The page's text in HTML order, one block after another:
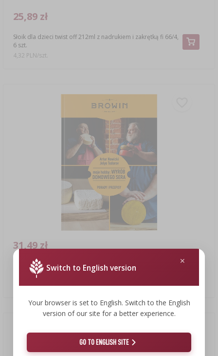
Słoik dla dzieci twist off 212ml z nadrukiem i zakrętką fi 66/4,
6 szt.
25,89 zł
4,32 PLN/szt.
Moje hobby: Wyrób domowego sera - książka (w j. polskim)
31,49 zł
31,49 PLN/szt.
Switch to English version
Your browser is set to English. Switch to the English
version of our site for a better experience.
GO TO ENGLISH SITE